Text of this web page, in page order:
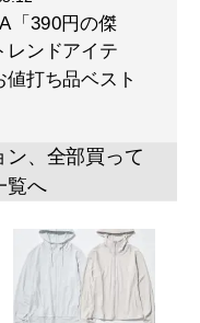
「390円の傑
レンドアイテ
値打ち品ベスト
ン、全部買って
覧へ